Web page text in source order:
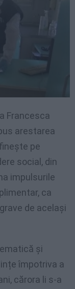
Francesca
arestarea
pe
social, din
impulsurile
ca
de același
și
împotriva a
cărora li s-a